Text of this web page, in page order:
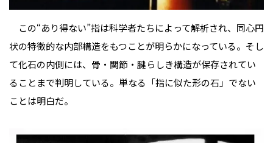
この“あり得ない”指は科学者たちによって解析され、同心円
状の特徴的な内部構造をもつことが明らかになっている。そし
て化石の内側には、骨・関節・腱らしき構造が保存されてい
ることまで判明している。単なる「指に似た形の石」でない
ことは明白だ。